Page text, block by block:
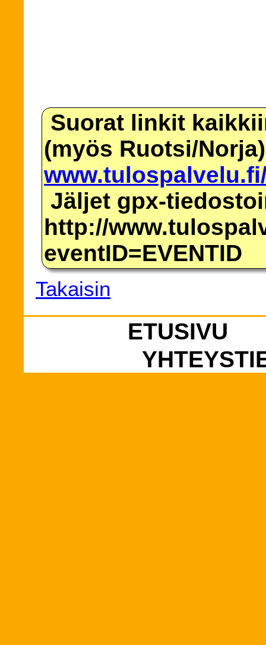
Suorat linkit
(myös Ruotsi/Norja)
Jäljet gpx-
http://
eventID=EVENTID
Takaisin
ETUSIVU